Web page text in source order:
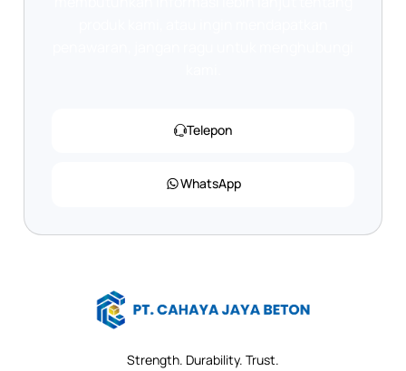
Telepon
WhatsApp
Strength. Durability. Trust.